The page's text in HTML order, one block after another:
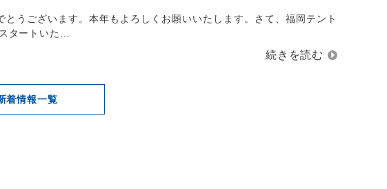
とうございます。本年もよろしくお願いいたします。さて、福岡テント
タートいた…
着情報一覧